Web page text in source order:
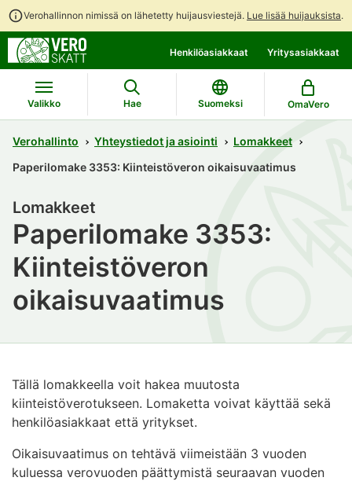
Verohallinnon nimissä on lähetetty huijausviestejä. Lue lisää huijauksista.
suoraan
sisältöön
koko
sivuston
hakuun
Henkilöasiakkaat Yritysasiakkaat
Valikko Hae Suomeksi OmaVero
Verohallinto Yhteystiedot ja asiointi
Lomakkeet
Paperilomake 3353: Kiinteistöveron oikaisuvaatimus
Paperilomake 3353:
Kiinteistöveron
oikaisuvaatimus
Lomakkeet
Tällä lomakkeella voit hakea muutosta
kiinteistöverotukseen. Lomaketta voivat käyttää sekä
henkilöasiakkaat että yritykset.
Oikaisuvaatimus on tehtävä viimeistään 3 vuoden
kuluessa verovuoden päättymistä seuraavan vuoden